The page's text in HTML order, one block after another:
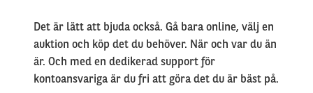
Det är lätt att bjuda också. Gå bara online, välj en
auktion och köp det du behöver. När och var du än
är. Och med en dedikerad support för
kontoansvariga är du fri att göra det du är bäst på.